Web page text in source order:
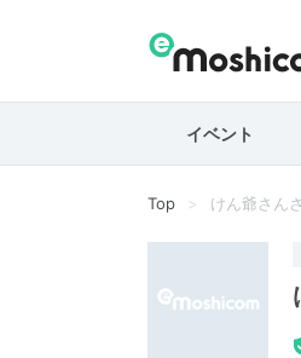
イベント
Top けん爺さん